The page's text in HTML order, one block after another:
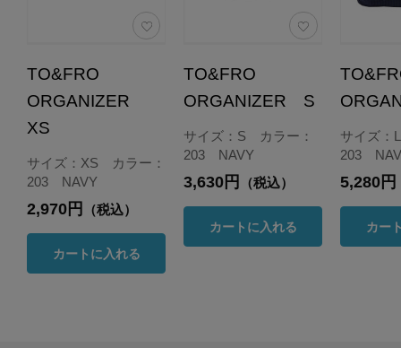
TO&FRO
ORGANIZER
XS
サイズ：XS カラー：
203 NAVY
2,970円 （税込）
カートに入れる
TO&FRO
ORGANIZER S
サイズ：S カラー：
203 NAVY
3,630円 （税込）
カートに入れる
サイズ
203
5,280円
カー